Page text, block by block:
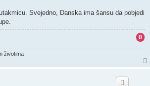
Svejedno, Danska ima šansu da pobjedi
0
životima